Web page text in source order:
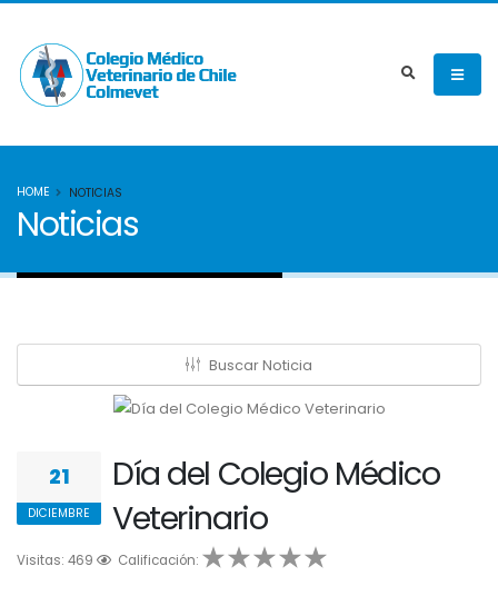
HOME NOTICIAS
Noticias
Buscar Noticia
21
DICIEMBRE
Día del Colegio Médico
Veterinario
Visitas: 469 Calificación:
1 2 3 4 5